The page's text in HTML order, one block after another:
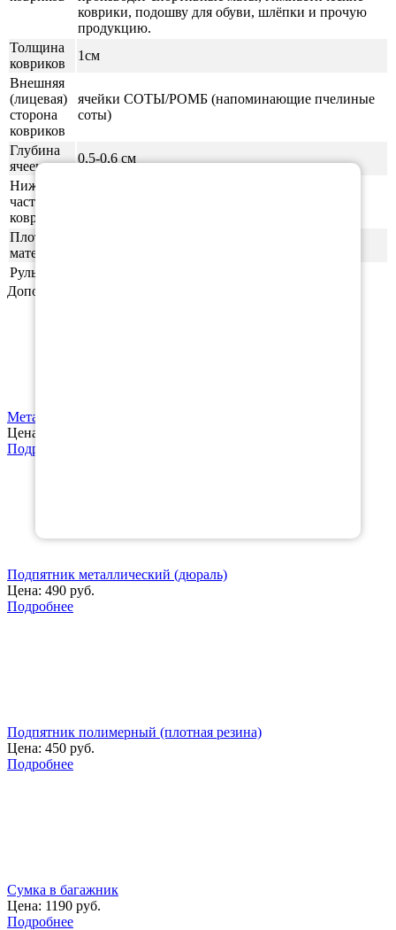
коврики, подошву для обуви, шлёпки и прочую
продукцию.
Толщина
ковриков
1см
Внешняя
(лицевая)
сторона
ковриков
ячейки СОТЫ/РОМБ (напоминающие пчелиные
соты)
Глубина
ячеек
0,5-0,6 см
Нижняя
часть
ковриков
Плотность
материала
Руль
Дополнительные аксессуары
Металлический логотип с маркой Вашего авто
Цена:
Подробнее
Подпятник металлический (дюраль)
Цена: 490 руб.
Подробнее
Подпятник полимерный (плотная резина)
Цена: 450 руб.
Подробнее
Сумка в багажник
Цена: 1190 руб.
Подробнее